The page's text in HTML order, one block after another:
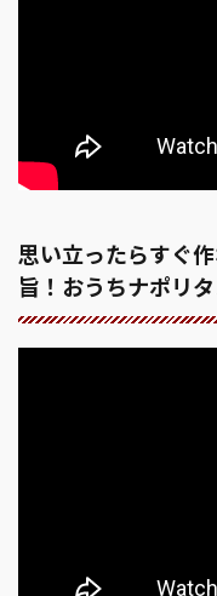
思い立ったらすぐ
旨！おうちナポリ